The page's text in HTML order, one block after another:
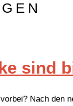
sind
Nach den